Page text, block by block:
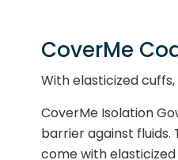
CoverMe
With elasticized
CoverMe Isolation
barrier against fluids.
come with